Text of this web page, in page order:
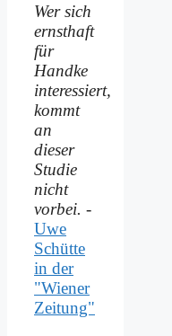
Wer sich
ernsthaft
für
Handke
interessiert,
kommt
an
dieser
Studie
nicht
vorbei. -
Uwe
Schütte
in der
"Wiener
Zeitung"